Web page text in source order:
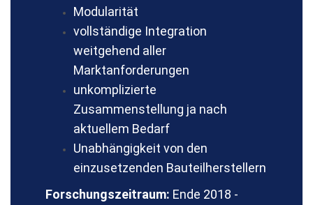
Modularität
vollständige Integration
weitgehend aller
Marktanforderungen
unkomplizierte
Zusammenstellung ja nach
aktuellem Bedarf
Unabhängigkeit von den
einzusetzenden Bauteilherstellern
Forschungszeitraum: Ende 2018 -